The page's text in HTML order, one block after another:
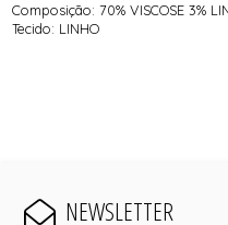
Composição: 70% VISCOSE 3%
Tecido: LINHO
NEWSLETTER